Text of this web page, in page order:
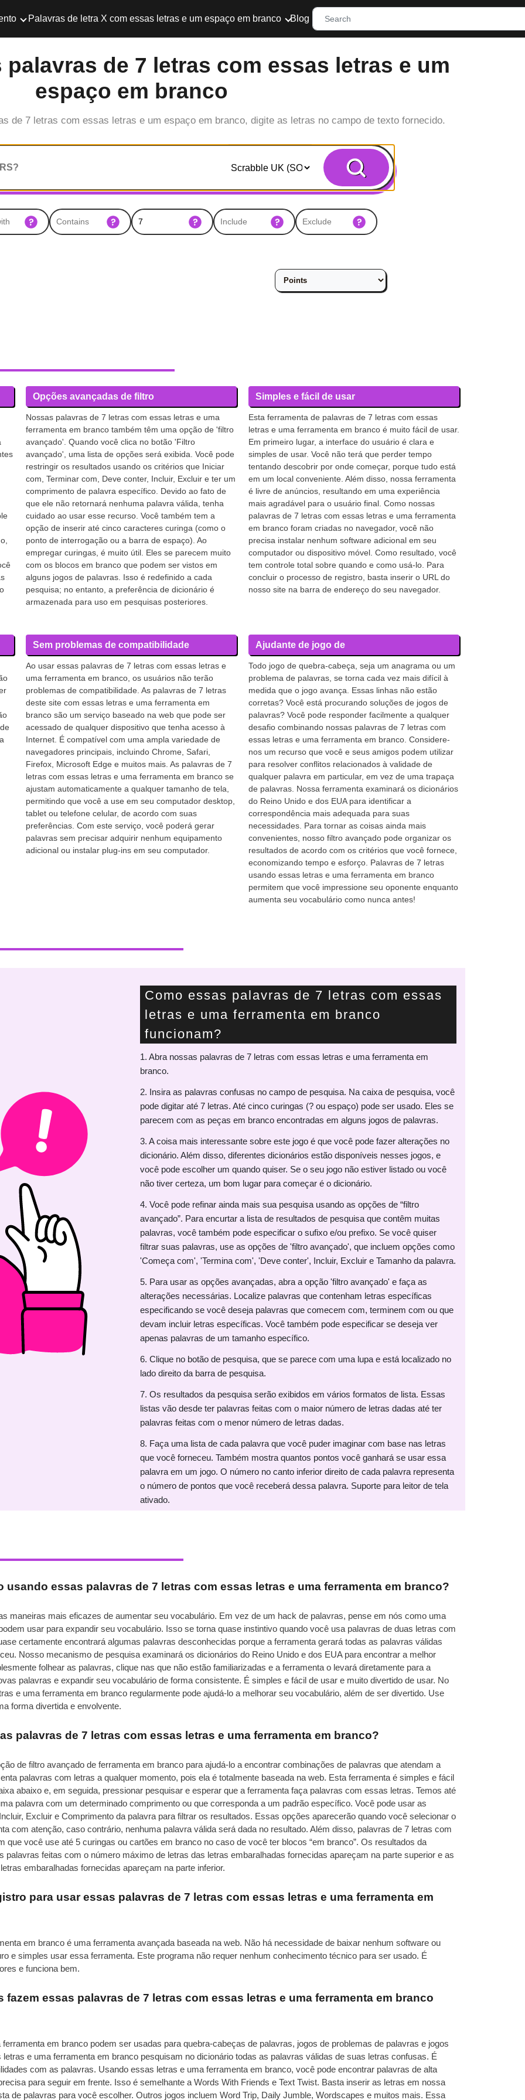
Palavras de letra X com essas letras e um espaço em branco Blog
de 7 letras com essas letras e um
espaço em branco
de 7 letras com essas letras e um espaço em branco, digite as letras no campo de texto fornecido.
Search
Opções avançadas de filtro
Nossas palavras de 7 letras com essas letras e uma
ferramenta em branco também têm uma opção de 'filtro
avançado'. Quando você clica no botão 'Filtro
avançado', uma lista de opções será exibida. Você pode
restringir os resultados usando os critérios que Iniciar
com, Terminar com, Deve conter, Incluir, Excluir e ter um
comprimento de palavra específico. Devido ao fato de
que ele não retornará nenhuma palavra válida, tenha
cuidado ao usar esse recurso. Você também tem a
opção de inserir até cinco caracteres curinga (como o
ponto de interrogação ou a barra de espaço). Ao
empregar curingas, é muito útil. Eles se parecem muito
com os blocos em branco que podem ser vistos em
alguns jogos de palavras. Isso é redefinido a cada
pesquisa; no entanto, a preferência de dicionário é
armazenada para uso em pesquisas posteriores.
Simples e fácil de usar
Esta ferramenta de palavras de 7 letras com essas
letras e uma ferramenta em branco é muito fácil de usar.
Em primeiro lugar, a interface do usuário é clara e
simples de usar. Você não terá que perder tempo
tentando descobrir por onde começar, porque tudo está
em um local conveniente. Além disso, nossa ferramenta
é livre de anúncios, resultando em uma experiência
mais agradável para o usuário final. Como nossas
palavras de 7 letras com essas letras e uma ferramenta
em branco foram criadas no navegador, você não
precisa instalar nenhum software adicional em seu
computador ou dispositivo móvel. Como resultado, você
tem controle total sobre quando e como usá-lo. Para
concluir o processo de registro, basta inserir o URL do
nosso site na barra de endereço do seu navegador.
Sem problemas de compatibilidade
Ao usar essas palavras de 7 letras com essas letras e
uma ferramenta em branco, os usuários não terão
problemas de compatibilidade. As palavras de 7 letras
deste site com essas letras e uma ferramenta em
branco são um serviço baseado na web que pode ser
acessado de qualquer dispositivo que tenha acesso à
Internet. É compatível com uma ampla variedade de
navegadores principais, incluindo Chrome, Safari,
Firefox, Microsoft Edge e muitos mais. As palavras de 7
letras com essas letras e uma ferramenta em branco se
ajustam automaticamente a qualquer tamanho de tela,
permitindo que você a use em seu computador desktop,
tablet ou telefone celular, de acordo com suas
preferências. Com este serviço, você poderá gerar
palavras sem precisar adquirir nenhum equipamento
adicional ou instalar plug-ins em seu computador.
Ajudante de jogo de
Todo jogo de quebra-cabeça, seja um anagrama ou um
problema de palavras, se torna cada vez mais difícil à
medida que o jogo avança. Essas linhas não estão
corretas? Você está procurando soluções de jogos de
palavras? Você pode responder facilmente a qualquer
desafio combinando nossas palavras de 7 letras com
essas letras e uma ferramenta em branco. Considere-
nos um recurso que você e seus amigos podem utilizar
para resolver conflitos relacionados à validade de
qualquer palavra em particular, em vez de uma trapaça
de palavras. Nossa ferramenta examinará os dicionários
do Reino Unido e dos EUA para identificar a
correspondência mais adequada para suas
necessidades. Para tornar as coisas ainda mais
convenientes, nosso filtro avançado pode organizar os
resultados de acordo com os critérios que você fornece,
economizando tempo e esforço. Palavras de 7 letras
usando essas letras e uma ferramenta em branco
permitem que você impressione seu oponente enquanto
aumenta seu vocabulário como nunca antes!
Como essas palavras de 7 letras com essas
letras e uma ferramenta em branco
funcionam?
1. Abra nossas palavras de 7 letras com essas letras e uma ferramenta em
branco.
2. Insira as palavras confusas no campo de pesquisa. Na caixa de pesquisa, você
pode digitar até 7 letras. Até cinco curingas (? ou espaço) pode ser usado. Eles se
parecem com as peças em branco encontradas em alguns jogos de palavras.
3. A coisa mais interessante sobre este jogo é que você pode fazer alterações no
dicionário. Além disso, diferentes dicionários estão disponíveis nesses jogos, e
você pode escolher um quando quiser. Se o seu jogo não estiver listado ou você
não tiver certeza, um bom lugar para começar é o dicionário.
4. Você pode refinar ainda mais sua pesquisa usando as opções de “filtro
avançado”. Para encurtar a lista de resultados de pesquisa que contêm muitas
palavras, você também pode especificar o sufixo e/ou prefixo. Se você quiser
filtrar suas palavras, use as opções de 'filtro avançado', que incluem opções como
'Começa com', 'Termina com', 'Deve conter', Incluir, Excluir e Tamanho da palavra.
5. Para usar as opções avançadas, abra a opção 'filtro avançado' e faça as
alterações necessárias. Localize palavras que contenham letras específicas
especificando se você deseja palavras que comecem com, terminem com ou que
devam incluir letras específicas. Você também pode especificar se deseja ver
apenas palavras de um tamanho específico.
6. Clique no botão de pesquisa, que se parece com uma lupa e está localizado no
lado direito da barra de pesquisa.
7. Os resultados da pesquisa serão exibidos em vários formatos de lista. Essas
listas vão desde ter palavras feitas com o maior número de letras dadas até ter
palavras feitas com o menor número de letras dadas.
8. Faça uma lista de cada palavra que você puder imaginar com base nas letras
que você forneceu. Também mostra quantos pontos você ganhará se usar essa
palavra em um jogo. O número no canto inferior direito de cada palavra representa
o número de pontos que você receberá dessa palavra. Suporte para leitor de tela
ativado.
essas palavras de 7 letras com essas letras e uma ferramenta em branco?
maneiras mais eficazes de aumentar seu vocabulário. Em vez de um hack de palavras, pense em nós como uma
usar para expandir seu vocabulário. Isso se torna quase instintivo quando você usa palavras de duas letras com
certamente encontrará algumas palavras desconhecidas porque a ferramenta gerará todas as palavras válidas
Nosso mecanismo de pesquisa examinará os dicionários do Reino Unido e dos EUA para encontrar a melhor
folhear as palavras, clique nas que não estão familiarizadas e a ferramenta o levará diretamente para a
palavras e expandir seu vocabulário de forma consistente. É simples e fácil de usar e muito divertido de usar. No
e uma ferramenta em branco regularmente pode ajudá-lo a melhorar seu vocabulário, além de ser divertido. Use
forma divertida e envolvente.
palavras de 7 letras com essas letras e uma ferramenta em branco?
de filtro avançado de ferramenta em branco para ajudá-lo a encontrar combinações de palavras que atendam a
palavras com letras a qualquer momento, pois ela é totalmente baseada na web. Esta ferramenta é simples e fácil
abaixo e, em seguida, pressionar pesquisar e esperar que a ferramenta faça palavras com essas letras. Temos até
palavra com um determinado comprimento ou que corresponda a um padrão específico. Você pode usar as
Excluir e Comprimento da palavra para filtrar os resultados. Essas opções aparecerão quando você selecionar o
com atenção, caso contrário, nenhuma palavra válida será dada no resultado. Além disso, palavras de 7 letras com
você use até 5 curingas ou cartões em branco no caso de você ter blocos “em branco”. Os resultados da
palavras feitas com o número máximo de letras das letras embaralhadas fornecidas apareçam na parte superior e as
embaralhadas fornecidas apareçam na parte inferior.
para usar essas palavras de 7 letras com essas letras e uma ferramenta em
em branco é uma ferramenta avançada baseada na web. Não há necessidade de baixar nenhum software ou
e simples usar essa ferramenta. Este programa não requer nenhum conhecimento técnico para ser usado. É
e funciona bem.
essas palavras de 7 letras com essas letras e uma ferramenta em branco
em branco podem ser usadas para quebra-cabeças de palavras, jogos de problemas de palavras e jogos
e uma ferramenta em branco pesquisam no dicionário todas as palavras válidas de suas letras confusas. É
com as palavras. Usando essas letras e uma ferramenta em branco, você pode encontrar palavras de alta
para seguir em frente. Isso é semelhante a Words With Friends e Text Twist. Basta inserir as letras em nossa
de palavras para você escolher. Outros jogos incluem Word Trip, Daily Jumble, Wordscapes e muitos mais. Essa